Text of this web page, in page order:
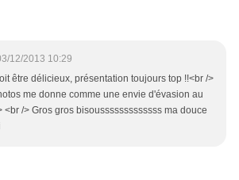
12/2013 10:29
être délicieux, présentation toujours top !!<br />
me donne comme une envie d'évasion au
<br /> Gros gros bisousssssssssssss ma douce